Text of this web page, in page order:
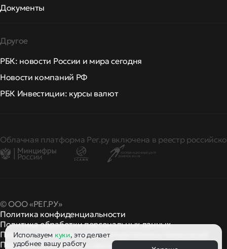
Документы
Другое
РБК: новости России и мира сегодня
Новости компаний РФ
РБК Инвестиции: курсы валют
Облачная платформа Рег.ру включена в реестр
© ООО «РЕГ.РУ»
Политика конфиденциальности
Политика обработки персональных данных
Правила применения рекомендательных технологий
Правила пользованияи другие правила и политики
Используем куки, это делает
удобнее вашу работу